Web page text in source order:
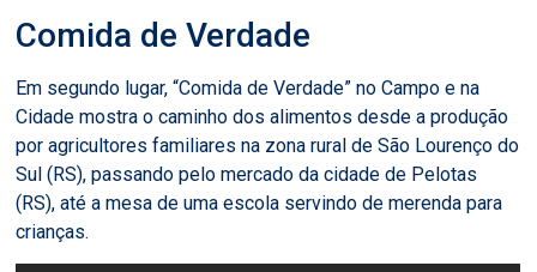
Comida de Verdade
Em segundo lugar, “Comida de Verdade” no Campo e na
Cidade mostra o caminho dos alimentos desde a produção
por agricultores familiares na zona rural de São Lourenço do
Sul (RS), passando pelo mercado da cidade de Pelotas
(RS), até a mesa de uma escola servindo de merenda para
crianças.